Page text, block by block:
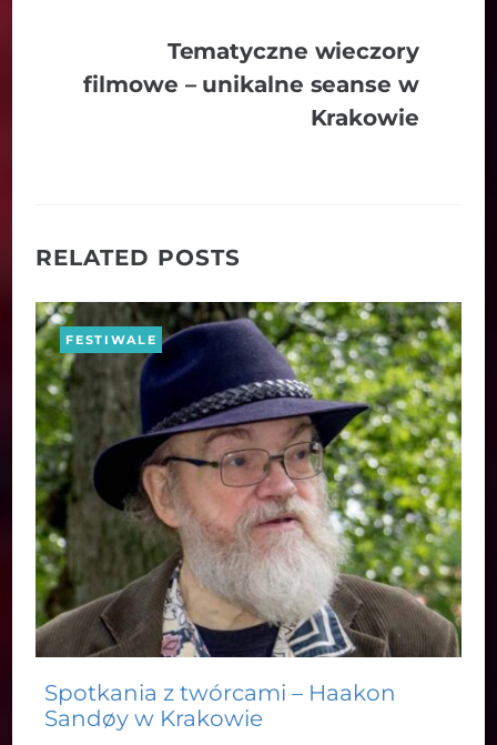
Tematyczne wieczory
filmowe – unikalne seanse w
Krakowie
RELATED POSTS
FESTIWALE
Spotkania z twórcami – Haakon
Sandøy w Krakowie